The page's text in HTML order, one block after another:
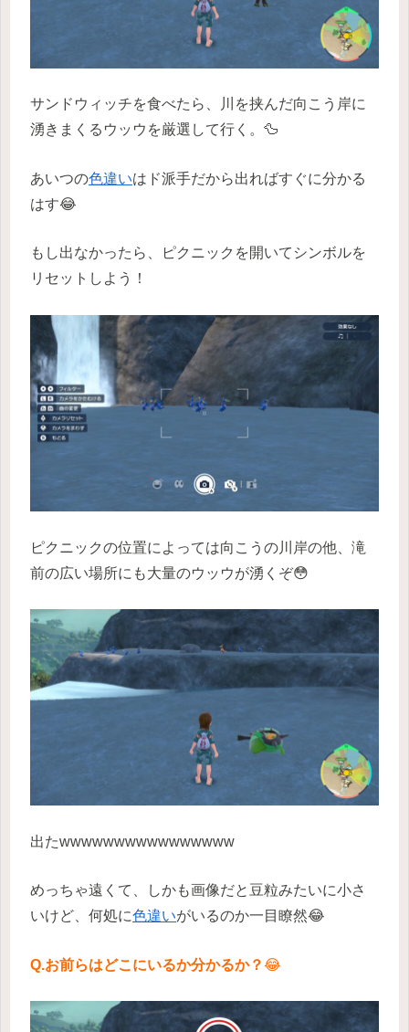
サンドウィッチを食べたら、川を挟んだ向こう岸に
湧きまくるウッウを厳選して行く。🦆
あいつの色違いはド派手だから出ればすぐに分かる
はす😂
もし出なかったら、ピクニックを開いてシンボルを
リセットしよう！
ピクニックの位置によっては向こうの川岸の他、滝
前の広い場所にも大量のウッウが湧くぞ😳
出たwwwwwwwwwwwwwwww
めっちゃ遠くて、しかも画像だと豆粒みたいに小さ
いけど、何処に色違いがいるのか一目瞭然😂
Q.お前らはどこにいるか分かるか？😂